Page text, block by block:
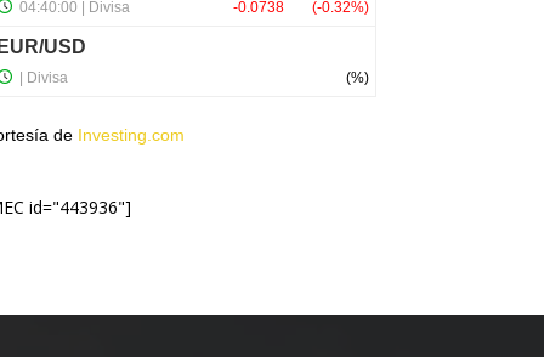
de Investing.com
id="443936"]